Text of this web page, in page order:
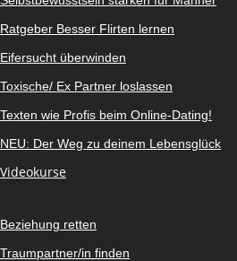
Ratgeber Besser Flirten lernen
Eifersucht überwinden
Toxische/ Ex Partner loslassen
Texten wie Profis beim Online-Dating!
NEU: Der Weg zu deinem Lebensglück
Videokurse
Beziehung retten
Traumpartner/in finden